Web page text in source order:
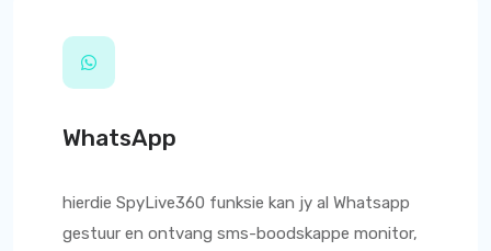
WhatsApp
hierdie SpyLive360 funksie kan jy al Whatsapp
gestuur en ontvang sms-boodskappe monitor,